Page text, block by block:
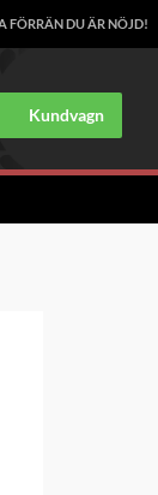
FÖRRÄN DU ÄR NÖJD!
Kundvagn